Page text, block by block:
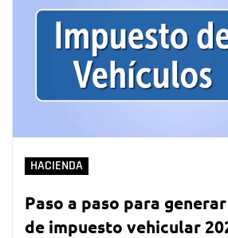
HACIENDA
Paso a paso para
de impuesto vehicular